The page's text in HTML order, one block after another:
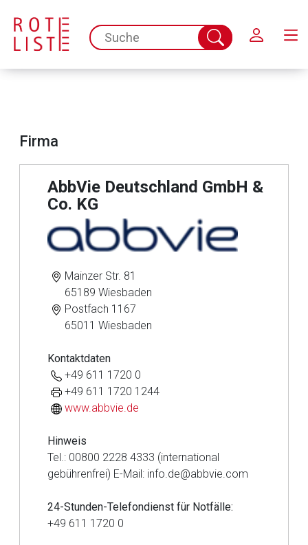
spc.search.input.placeholder
Suche
abschicken
Firma
AbbVie Deutschland GmbH &
Co. KG
Mainzer Str. 81
65189 Wiesbaden
Postfach 1167
65011 Wiesbaden
Kontaktdaten
+49 611 1720 0
+49 611 1720 1244
www.abbvie.de
Hinweis
Tel.: 00800 2228 4333 (international
gebührenfrei) E-Mail: info.de@abbvie.com
24-Stunden-Telefondienst für Notfälle:
+49 611 1720 0